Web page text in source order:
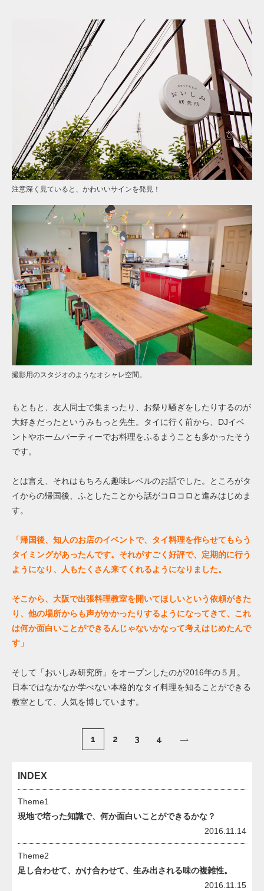
注意深く見ていると、かわいいサインを発見！
撮影用のスタジオのようなオシャレ空間。
もともと、友人同士で集まったり、お祭り騒ぎをしたりするのが
大好きだったというみもっと先生。タイに行く前から、DJイベ
ントやホームパーティーでお料理をふるまうことも多かったそう
です。
とは言え、それはもちろん趣味レベルのお話でした。ところがタ
イからの帰国後、ふとしたことから話がコロコロと進みはじめま
す。
「帰国後、知人のお店のイベントで、タイ料理を作らせてもらう
タイミングがあったんです。それがすごく好評で、定期的に行う
ようになり、人もたくさん来てくれるようになりました。
そこから、大阪で出張料理教室を開いてほしいという依頼がきた
り、他の場所からも声がかかったりするようになってきて、これ
は何か面白いことができるんじゃないかなって考えはじめたんで
す」
そして「おいしみ研究所」をオープンしたのが2016年の５月。
日本ではなかなか学べない本格的なタイ料理を知ることができる
教室として、人気を博しています。
1 2 3 4
INDEX
Theme1
現地で培った知識で、何か面白いことができるかな？
2016.11.14
Theme2
足し合わせて、かけ合わせて、生み出される味の複雑性。
2016.11.15